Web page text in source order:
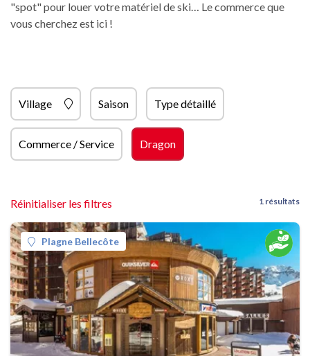
"spot" pour louer votre matériel de ski… Le commerce que
vous cherchez est ici !
Village Saison Type détaillé
Commerce / Service Dragon
Réinitialiser les filtres 1 résultats
Plagne Bellecôte